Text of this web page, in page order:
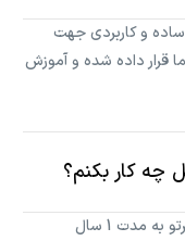
و کاربردی جهت
قرار داده شده و آموزش
کار بکنم؟
پس از اتمام طراحی و تحویل سایت ، شرکت پرتو به مدت 1 سال